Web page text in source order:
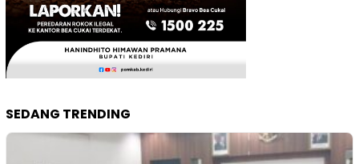
SEDANG TRENDING